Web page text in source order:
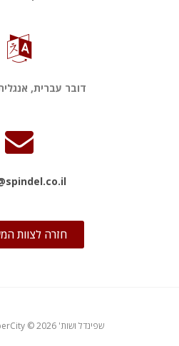
דובר עברית,
חזרה לצוות
© 2026 'שפינדל ושות